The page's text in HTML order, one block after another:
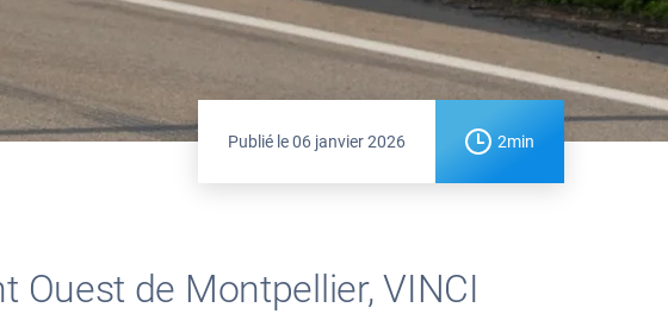
Publié le06 janvier 2026 2min
Ouest de Montpellier, VINCI